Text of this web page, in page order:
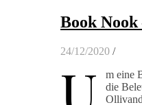
Book
24/12/2020 /
m eine
die